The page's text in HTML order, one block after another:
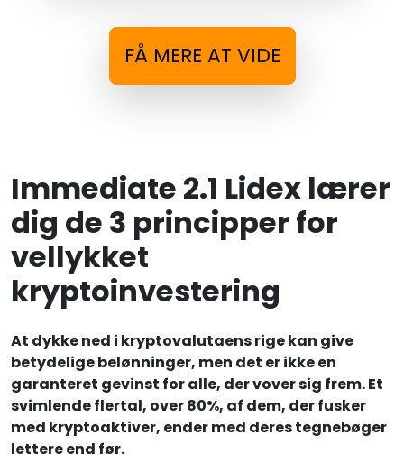
FÅ MERE AT VIDE
Immediate 2.1 Lidex lærer
dig de 3 principper for
vellykket
kryptoinvestering
At dykke ned i kryptovalutaens rige kan give
betydelige belønninger, men det er ikke en
garanteret gevinst for alle, der vover sig frem. Et
svimlende flertal, over 80%, af dem, der fusker
med kryptoaktiver, ender med deres tegnebøger
lettere end før.